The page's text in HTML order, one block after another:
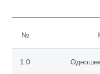
№
1.0